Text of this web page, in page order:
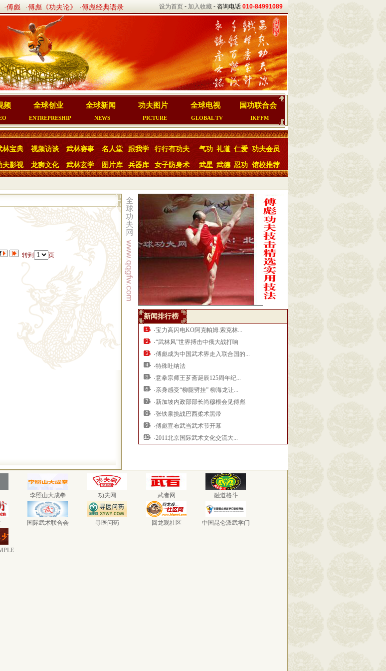
·傅彪 ·傅彪《功夫论》 ·傅彪经典语录 设为首页 - 加入收藏 - 咨询电话 010-84991089
频 全球创业
ENTREPRESHIP
全球新闻
NEWS
功夫图片
PICTURE
全球电视
GLOBAL TV
国功联合会
IKFFM
林宝典 视频访谈 武林赛事 名人堂 跟我学 行行有功夫 气功 礼道 仁爱 功夫会员
夫影视 龙狮文化 武林玄学 图片库 兵器库 女子防身术 武星 武德 忍功 馆校推荐
转到 页
新闻排行榜
·宝力高闪电KO阿克帕姆.索克林...
·“武林风”世界搏击中俄大战打响
·傅彪成为中国武术界走入联合国的...
·特殊吐纳法
·意拳宗师王芗斋诞辰125周年纪...
·亲身感受“柳腿劈挂” 柳海龙让...
·新加坡内政部部长尚穆根会见傅彪
·张铁泉挑战巴西柔术黑带
·傅彪宣布武当武术节开幕
·2011北京国际武术文化交流大...
李照山大成拳 功夫网 武者网 融道格斗
国际武术联合会 寻医问药 回龙观社区 中国昆仑派武学门